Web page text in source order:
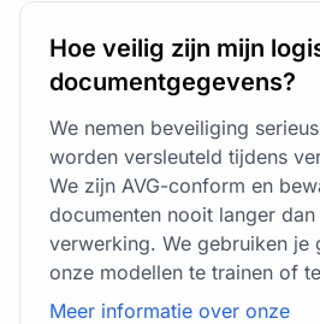
Hoe veilig zijn mijn
documentgegevens?
We nemen beveiliging
worden versleuteld tijdens
We zijn AVG-conform en
documenten nooit langer
verwerking. We gebruiken je
onze modellen te trainen of
Meer informatie over onze